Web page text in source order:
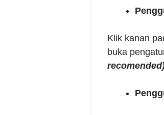
Klik kanan
buka